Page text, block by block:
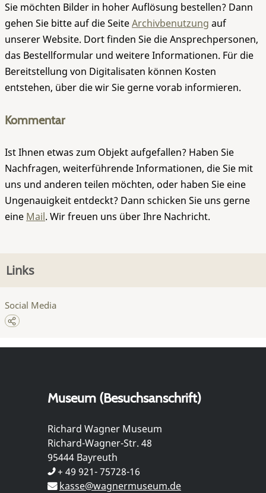
Sie möchten Bilder in hoher Auflösung bestellen? Dann
gehen Sie bitte auf die SeiteArchivbenutzung auf
unserer Website. Dort finden Sie die Ansprechpersonen,
das Bestellformular und weitere Informationen. Für die
Bereitstellung von Digitalisaten können Kosten
entstehen, über die wir Sie gerne vorab informieren.
Kommentar
Ist Ihnen etwas zum Objekt aufgefallen? Haben Sie
Nachfragen, weiterführende Informationen, die Sie mit
uns und anderen teilen möchten, oder haben Sie eine
Ungenauigkeit entdeckt? Dann schicken Sie uns gerne
eine Mail. Wir freuen uns über Ihre Nachricht.
Links
Social Media
Museum (Besuchsanschrift)
Richard Wagner Museum
Richard-Wagner-Str. 48
95444 Bayreuth
+ 49 921- 75728-16
kasse@wagnermuseum.de